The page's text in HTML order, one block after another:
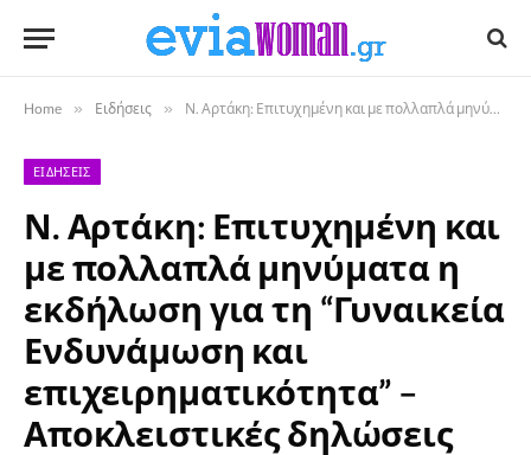
Home » Ειδήσεις » Ν. Αρτάκη: Επιτυχημένη και με πολλαπλά μηνύματα η εκδήλωση για τη “Γυναικεία Ενδυνάμωση και επιχειρηματικότητα” – Αποκλειστικές δηλώσεις
ΕΙΔΉΣΕΙΣ
Ν. Αρτάκη: Επιτυχημένη και
με πολλαπλά μηνύματα η
εκδήλωση για τη “Γυναικεία
Ενδυνάμωση και
επιχειρηματικότητα” –
Αποκλειστικές δηλώσεις